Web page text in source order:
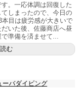
。一応体調は回復した
しまったので、今日の
目は疲労感が大きいで
いた後、佐藤商店へ昼
準備を済ませて...
む
ーバダイビング